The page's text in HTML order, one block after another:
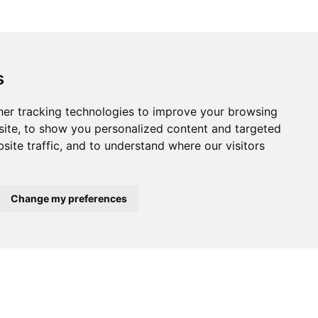
tracking technologies to improve your browsing
to show you personalized content and targeted
traffic, and to understand where our visitors
Change my preferences
Press area